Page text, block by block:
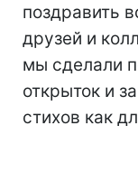
поздравить
друзей и
мы сделали
открыток и
стихов как